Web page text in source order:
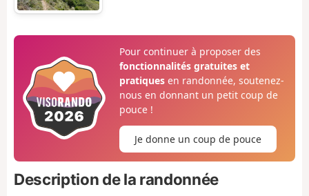
Pour continuer à proposer des
fonctionnalités gratuites et
pratiquesen randonnée, soutenez-
nous en donnant un petit coup de
pouce !
Je donne un coup de pouce
Description de la randonnée